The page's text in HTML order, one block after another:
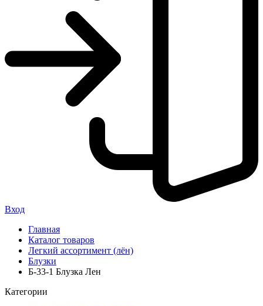
Вход
Главная
Каталог товаров
Легкий ассортимент (лён)
Блузки
Б-33-1 Блузка Лен
Категории